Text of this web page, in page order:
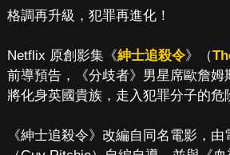
格調再升級，犯罪再進化！
Netflix 原創影集《紳士追殺令》（
前導預告，《分歧者》男星席歐詹姆
將化身英國貴族，走入犯罪分子的危
《紳士追殺令》改編自同名電影，